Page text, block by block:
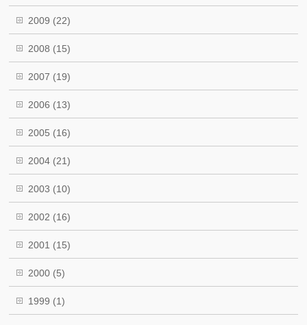
2009 (22)
2008 (15)
2007 (19)
2006 (13)
2005 (16)
2004 (21)
2003 (10)
2002 (16)
2001 (15)
2000 (5)
1999 (1)